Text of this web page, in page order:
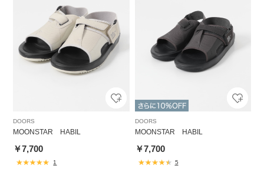
DOORS
MOONSTAR HABIL
￥7,700
1
DOORS
MOONSTAR HABIL
￥7,700
5